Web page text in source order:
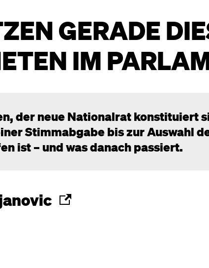
GERADE
IM
der neue Nationalrat konstituiert
Stimmabgabe bis zur Auswahl
ist – und was danach passiert.